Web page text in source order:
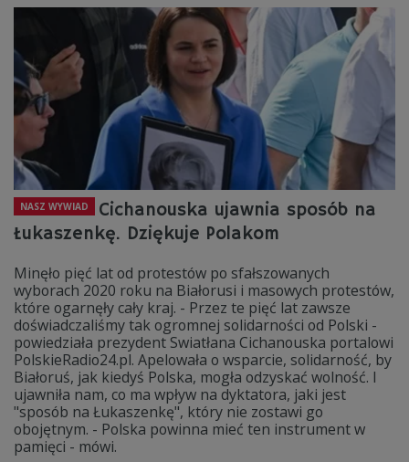
NASZ WYWIAD
Cichanouska ujawnia sposób na
Łukaszenkę. Dziękuje Polakom
Minęło pięć lat od protestów po sfałszowanych
wyborach 2020 roku na Białorusi i masowych protestów,
które ogarnęły cały kraj. - Przez te pięć lat zawsze
doświadczaliśmy tak ogromnej solidarności od Polski -
powiedziała prezydent Swiatłana Cichanouska portalowi
PolskieRadio24.pl. Apelowała o wsparcie, solidarność, by
Białoruś, jak kiedyś Polska, mogła odzyskać wolność. I
ujawniła nam, co ma wpływ na dyktatora, jaki jest
"sposób na Łukaszenkę", który nie zostawi go
obojętnym. - Polska powinna mieć ten instrument w
pamięci - mówi.